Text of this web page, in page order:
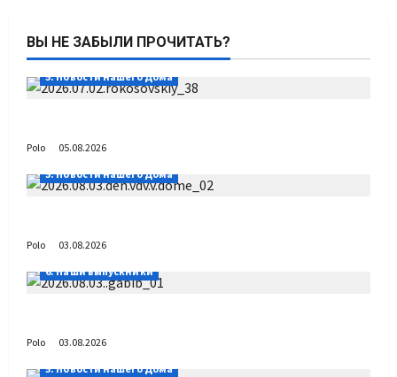
ВЫ НЕ ЗАБЫЛИ ПРОЧИТАТЬ?
5. Новости нашего Дома
Polo
05.08.2026
5. Новости нашего Дома
Polo
03.08.2026
6. Наши выпускники
Polo
03.08.2026
5. Новости нашего Дома